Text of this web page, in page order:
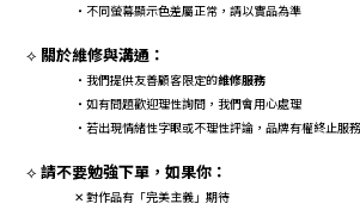
・不同螢幕顯示色差屬正常，請以實品為準
⟡ 關於維修與溝通：
・我們提供友善顧客限定的維修服務
・如有問題歡迎理性詢問，我們會用心處理
・若出現情緒性字眼或不理性評論，品牌有權終止服
⟡ 請不要勉強下單，如果你：
✕ 對作品有「完美主義」期待